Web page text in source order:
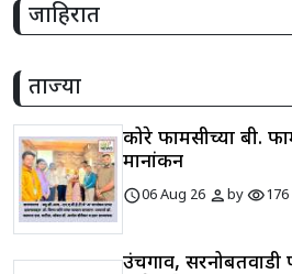
जाहिरात
ताज्या
कोरे फार्मसीच्या बी.
मानांकन
schedule06 Aug 26 personbyvisibility176
उंचगाव, सरनोबतवाडी